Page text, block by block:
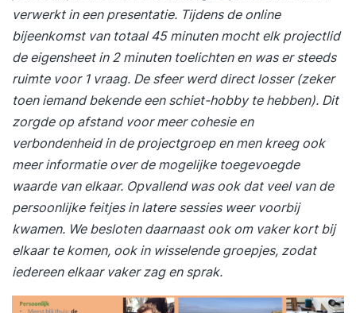
verwerkt in een presentatie. Tijdens de online
bijeenkomst van totaal 45 minuten mocht elk projectlid
de eigensheet in 2 minuten toelichten en was er steeds
ruimte voor 1 vraag. De sfeer werd direct losser (zeker
toen iemand bekende een schiet-hobby te hebben). Dit
zorgde op afstand voor meer cohesie en
verbondenheid in de projectgroep en men kreeg ook
meer informatie over de mogelijke toegevoegde
waarde van elkaar. Opvallend was ook dat veel van de
persoonlijke feitjes in latere sessies weer voorbij
kwamen. We besloten daarnaast ook om vaker kort bij
elkaar te komen, ook in wisselende groepjes, zodat
iedereen elkaar vaker zag en sprak.